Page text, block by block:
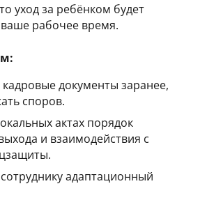
уход за ребёнком будет
рабочее время.
документы заранее,
споров.
актах порядок
и взаимодействия с
адаптационный